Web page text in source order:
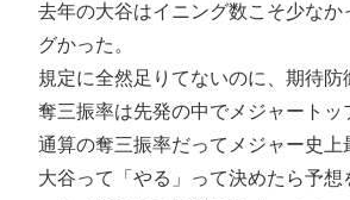
去年の大谷はイニング数こそ少なか
グかった。
規定に全然足りてないのに、期待
奪三振率は先発の中でメジャートッ
通算の奪三振率だってメジャー史上
大谷って「やる」って決めたら予想